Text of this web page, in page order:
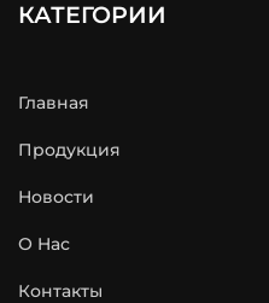
КАТЕГОРИИ
Главная
Продукция
Новости
О Hас
Контакты